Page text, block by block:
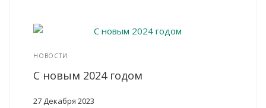
НОВОСТИ
С новым 2024 годом
27 Декабря 2023